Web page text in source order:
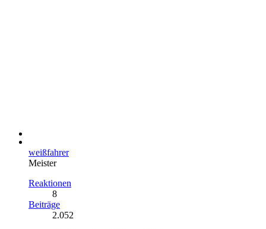
weißfahrer
Meister
Reaktionen
8
Beiträge
2.052